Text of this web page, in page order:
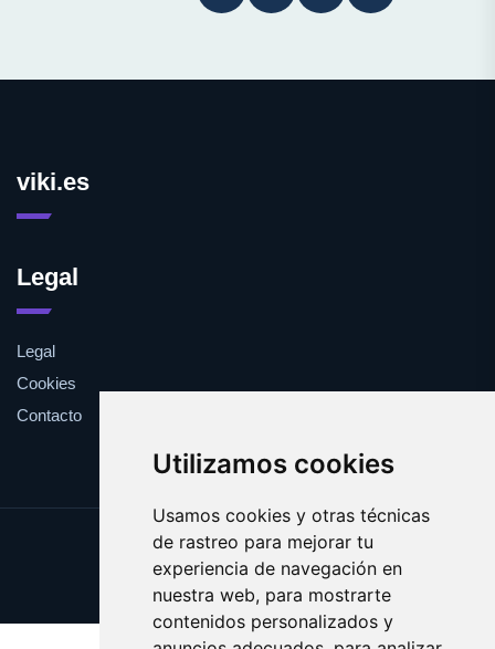
Utilizamos cookies
Usamos cookies y otras técnicas
de rastreo para mejorar tu
experiencia de navegación en
nuestra web, para mostrarte
contenidos personalizados y
viki.es
Legal
Legal
Cookies
Contacto
Update cookies preferences
Copyright © 2025 viki.es